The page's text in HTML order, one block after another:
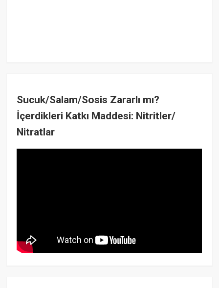
Sucuk/Salam/Sosis Zararlı mı?
İçerdikleri Katkı Maddesi: Nitritler/
Nitratlar